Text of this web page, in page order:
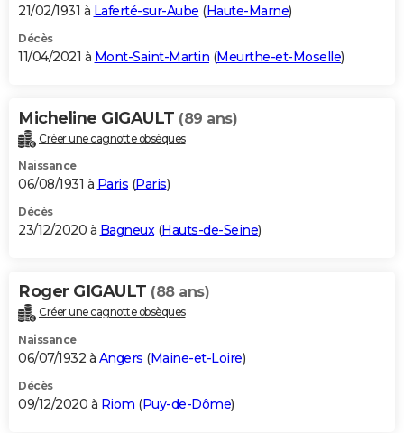
21/02/1931 à Laferté-sur-Aube (Haute-Marne)
Décès
11/04/2021 à Mont-Saint-Martin (Meurthe-et-Moselle)
Micheline GIGAULT (89 ans)
Créer une cagnotte obsèques
Naissance
06/08/1931 à Paris (Paris)
Décès
23/12/2020 à Bagneux(Hauts-de-Seine)
Roger GIGAULT (88 ans)
Créer une cagnotte obsèques
Naissance
06/07/1932 à Angers (Maine-et-Loire)
Décès
09/12/2020 à Riom (Puy-de-Dôme)